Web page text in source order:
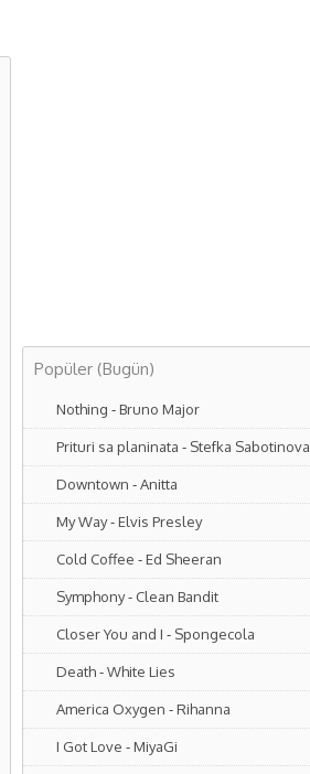
Popüler (Bugün)
Nothing -Bruno Major
Prituri sa planinata - Stefka Sabotinova
Downtown -Anitta
My Way-Elvis Presley
Cold Coffee -Ed Sheeran
Symphony- Clean Bandit
Closer You and I - Spongecola
Death-White Lies
America Oxygen -Rihanna
I Got Love -MiyaGi